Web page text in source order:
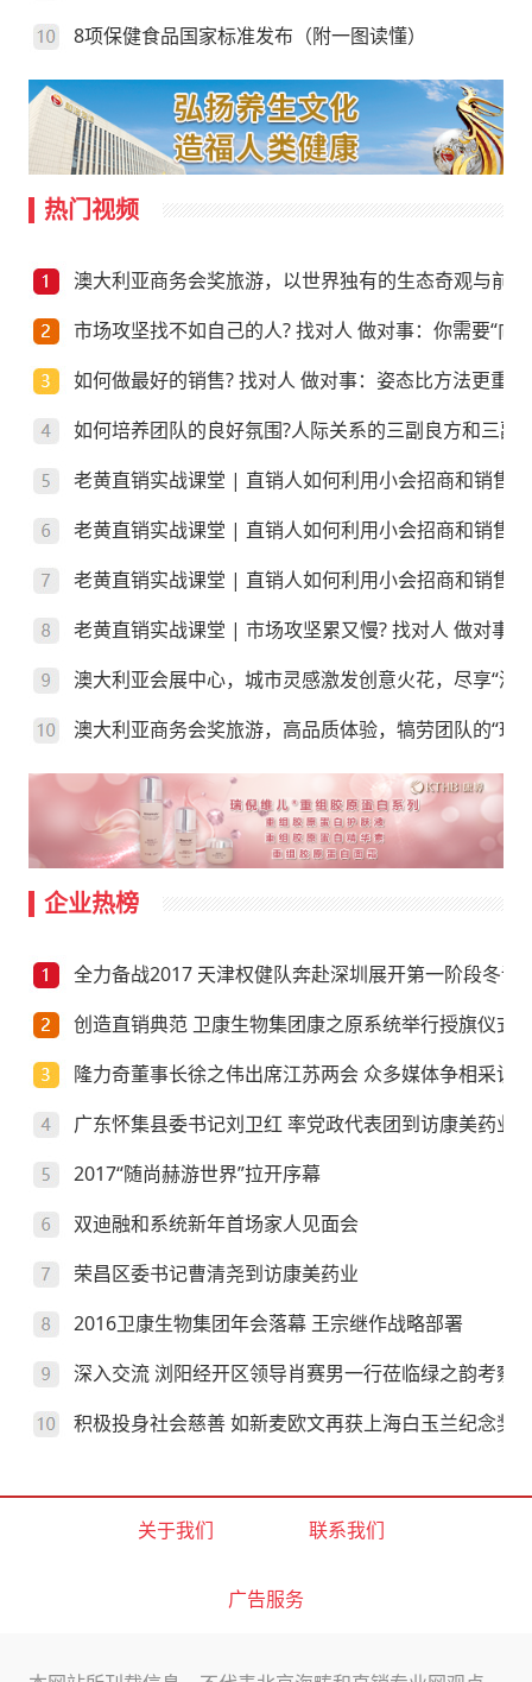
8项保健食品国家标准发布（附一图读懂）
热门视频
澳大利亚商务会奖旅游，以世界独有的生态奇观与前
市场攻坚找不如自己的人? 找对人 做对事：你需要“向
如何做最好的销售? 找对人 做对事：姿态比方法更重要!
如何培养团队的良好氛围?人际关系的三副良方和三副
老黄直销实战课堂 | 直销人如何利用小会招商和销售
老黄直销实战课堂 | 直销人如何利用小会招商和销售
老黄直销实战课堂 | 直销人如何利用小会招商和销售
老黄直销实战课堂 | 市场攻坚累又慢? 找对人 做对事
澳大利亚会展中心，城市灵感激发创意火花，尽享“澳”
澳大利亚商务会奖旅游，高品质体验，犒劳团队的“玩”
企业热榜
全力备战2017 天津权健队奔赴深圳展开第一阶段冬训
创造直销典范 卫康生物集团康之原系统举行授旗仪式
隆力奇董事长徐之伟出席江苏两会 众多媒体争相采访
广东怀集县委书记刘卫红 率党政代表团到访康美药业
2017“随尚赫游世界”拉开序幕
双迪融和系统新年首场家人见面会
荣昌区委书记曹清尧到访康美药业
2016卫康生物集团年会落幕 王宗继作战略部署
深入交流 浏阳经开区领导肖赛男一行莅临绿之韵考察
积极投身社会慈善 如新麦欧文再获上海白玉兰纪念奖
关于我们 联系我们
广告服务